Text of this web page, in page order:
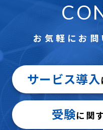
お気軽にお
サービス導入
受験に関